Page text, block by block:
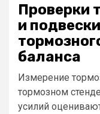
Проверки
и
баланса
Измерение
тормозном
усилий